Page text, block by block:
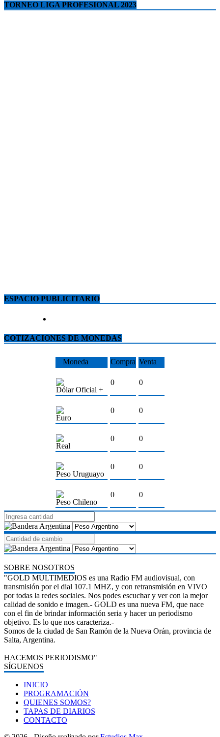
TORNEO LIGA PROFESIONAL 2023
ESPACIO PUBLICITARIO
COTIZACIONES DE MONEDAS
Moneda Compra Venta
Dólar Oficial +
0 0
Euro
0 0
Real
0 0
Peso Uruguayo
0 0
Peso Chileno
0 0
SOBRE NOSOTROS
"GOLD MULTIMEDIOS es una Radio FM audiovisual, con
transmisión por el dial 107.1 MHZ, y con retransmisión en VIVO
por todas la redes sociales. Nos podes escuchar y ver con la mejor
calidad de sonido e imagen.- GOLD es una nueva FM, que nace
con el fin de brindar información seria y hacer un periodismo
objetivo. Es lo que nos caracteriza.-
Somos de la ciudad de San Ramón de la Nueva Orán, provincia de
Salta, Argentina.
HACEMOS PERIODISMO"
SÍGUENOS
INICIO
PROGRAMACIÓN
QUIENES SOMOS?
TAPAS DE DIARIOS
CONTACTO